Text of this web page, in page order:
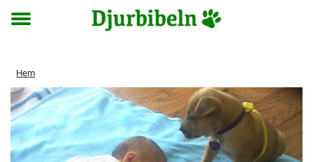
Toggle
Hem